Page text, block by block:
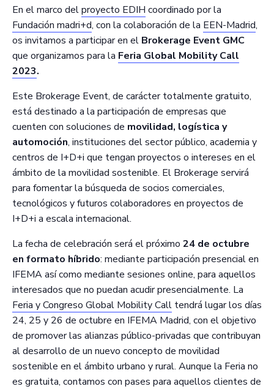
En el marco delproyecto EDIH coordinado por la
Fundación madri+d, con la colaboración de la EEN-Madrid,
os invitamos a participar en el Brokerage Event GMC
que organizamos para la Feria Global Mobility Call
2023.
Este Brokerage Event, de carácter totalmente gratuito,
está destinado a la participación de empresas que
cuenten con soluciones de movilidad, logística y
automoción, instituciones del sector público, academia y
centros de I+D+i que tengan proyectos o intereses en el
ámbito de la movilidad sostenible. El Brokerage servirá
para fomentar la búsqueda de socios comerciales,
tecnológicos y futuros colaboradores en proyectos de
I+D+i a escala internacional.
La fecha de celebración será el próximo 24 de octubre
en formato híbrido: mediante participación presencial en
IFEMA así como mediante sesiones online, para aquellos
interesados que no puedan acudir presencialmente. La
Feria y Congreso Global Mobility Call tendrá lugar los días
24, 25 y 26 de octubre en IFEMA Madrid, con el objetivo
de promover las alianzas público-privadas que contribuyan
al desarrollo de un nuevo concepto de movilidad
sostenible en el ámbito urbano y rural. Aunque la Feria no
es gratuita, contamos con pases para aquellos clientes de